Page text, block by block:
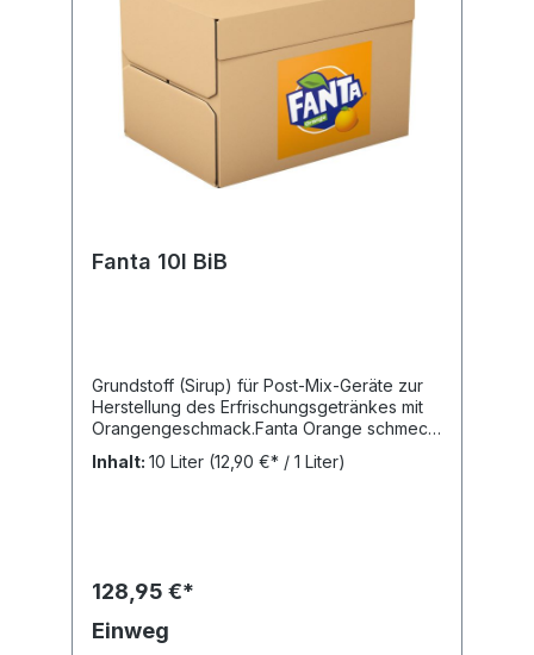
Fanta 10l BiB
Grundstoff (Sirup) für Post-Mix-Geräte zur
Herstellung des Erfrischungsgetränkes mit
Orangengeschmack.Fanta Orange schmeckt
unglaublich prickelnd und super orangig.
Trinke Fanta. Lebe
Säuerungsmittel: Citronensäure,
Orangenextrakt, natürliches Orangenaroma
mit anderen natürlichen Aromen,
Inhalt: 10 Liter (12,90 €* / 1 Liter)
128,95 €*
Einweg